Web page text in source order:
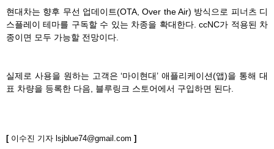
현대차는 향후 무선 업데이트(OTA, Over the Air) 방식으로 피너츠 디
스플레이 테마를 구독할 수 있는 차종을 확대한다. ccNC가 적용된 차
종이면 모두 가능할 전망이다.
실제로 사용을 원하는 고객은 ‘마이현대’ 애플리케이션(앱)을 통해 대
표 차량을 등록한 다음, 블루링크 스토어에서 구입하면 된다.
[이수진 기자 lsjblue74@gmail.com ]